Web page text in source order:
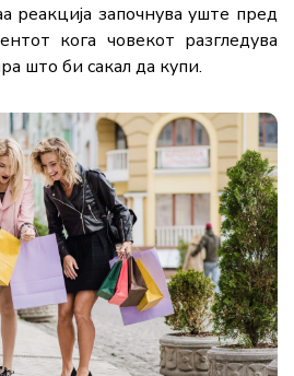
реакција започнувауште пред
кога човекот разгледува
што би сакал да купи.